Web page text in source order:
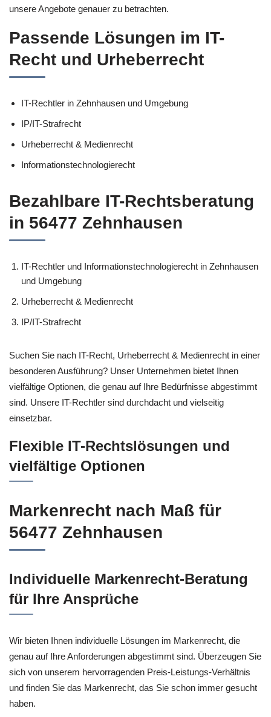
unsere Angebote genauer zu betrachten.
Passende Lösungen im IT-
Recht und Urheberrecht
IT-Rechtler in Zehnhausen und Umgebung
IP/IT-Strafrecht
Urheberrecht & Medienrecht
Informationstechnologierecht
Bezahlbare IT-Rechtsberatung
in 56477 Zehnhausen
IT-Rechtler und Informationstechnologierecht in Zehnhausen
und Umgebung
Urheberrecht & Medienrecht
IP/IT-Strafrecht
Suchen Sie nach IT-Recht, Urheberrecht & Medienrecht in einer
besonderen Ausführung? Unser Unternehmen bietet Ihnen
vielfältige Optionen, die genau auf Ihre Bedürfnisse abgestimmt
sind. Unsere IT-Rechtler sind durchdacht und vielseitig
einsetzbar.
Flexible IT-Rechtslösungen und
vielfältige Optionen
Markenrecht nach Maß für
56477 Zehnhausen
Individuelle Markenrecht-Beratung
für Ihre Ansprüche
Wir bieten Ihnen individuelle Lösungen im Markenrecht, die
genau auf Ihre Anforderungen abgestimmt sind. Überzeugen Sie
sich von unserem hervorragenden Preis-Leistungs-Verhältnis
und finden Sie das Markenrecht, das Sie schon immer gesucht
haben.